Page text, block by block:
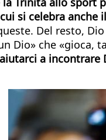
si celebra anche
Del resto,
Dio» che «gioca,
a incontrare